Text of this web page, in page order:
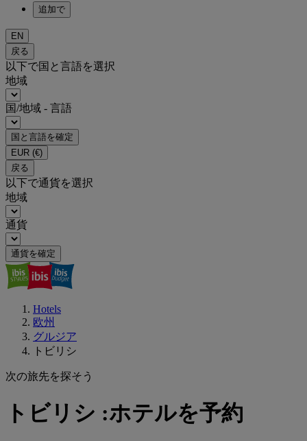
追加で
EN
戻る
以下で国と言語を選択
地域
国/地域 - 言語
国と言語を確定
EUR (€)
戻る
以下で通貨を選択
地域
通貨
通貨を確定
Hotels
欧州
グルジア
トビリシ
次の旅先を探そう
トビリシ :ホテルを予約